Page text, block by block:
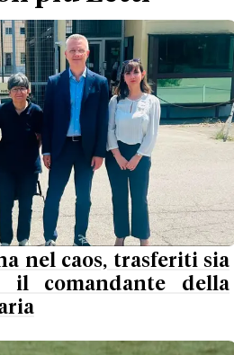
nel caos, trasferiti sia
comandante della